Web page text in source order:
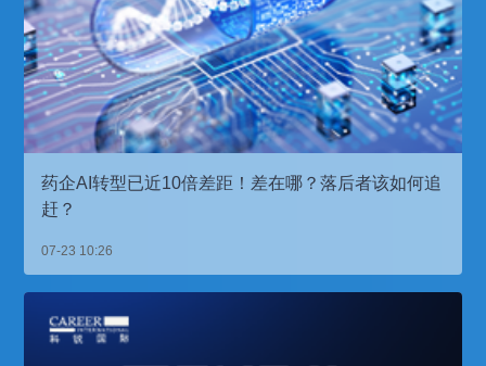
药企AI转型已近10倍差距！差在哪？落后者该如何追
赶？
07-23 10:26